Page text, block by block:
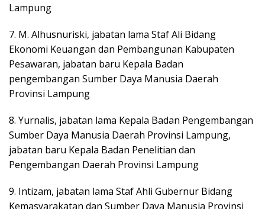
Lampung
7. M. Alhusnuriski, jabatan lama Staf Ali Bidang
Ekonomi Keuangan dan Pembangunan Kabupaten
Pesawaran, jabatan baru Kepala Badan
pengembangan Sumber Daya Manusia Daerah
Provinsi Lampung
8. Yurnalis, jabatan lama Kepala Badan Pengembangan
Sumber Daya Manusia Daerah Provinsi Lampung,
jabatan baru Kepala Badan Penelitian dan
Pengembangan Daerah Provinsi Lampung
9. Intizam, jabatan lama Staf Ahli Gubernur Bidang
Kemasyarakatan dan Sumber Daya Manusia Provinsi